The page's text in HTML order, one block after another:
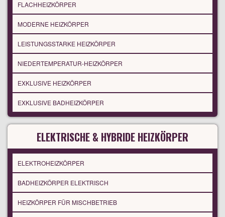
FLACHHEIZKÖRPER
MODERNE HEIZKÖRPER
LEISTUNGSSTARKE HEIZKÖRPER
NIEDERTEMPERATUR-HEIZKÖRPER
EXKLUSIVE HEIZKÖRPER
EXKLUSIVE BADHEIZKÖRPER
ELEKTRISCHE & HYBRIDE HEIZKÖRPER
ELEKTROHEIZKÖRPER
BADHEIZKÖRPER ELEKTRISCH
HEIZKÖRPER FÜR MISCHBETRIEB